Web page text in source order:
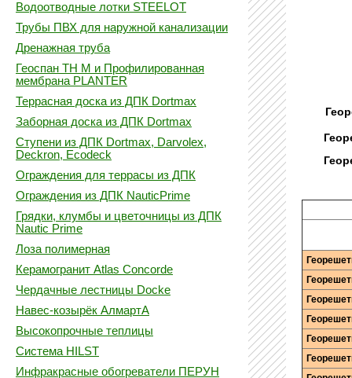
Водоотводные лотки STEELOT
Трубы ПВХ для наружной канализации
Дренажная труба
Геоспан ТН М и Профилированная
мембрана PLANTER
Террасная доска из ДПК Dortmax
Заборная доска из ДПК Dortmax
Ступени из ДПК Dortmax, Darvolex,
Deckron, Ecodeck
Ограждения для террасы из ДПК
Ограждения из ДПК NauticPrime
Грядки, клумбы и цветочницы из ДПК
Nautic Prime
Лоза полимерная
Керамогранит Atlas Concorde
Чердачные лестницы Docke
Навес-козырёк АлмартА
Высокопрочные теплицы
Система HILST
Инфракрасные обогреватели ПЕРУН